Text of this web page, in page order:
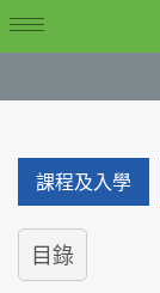
課程及入學
目錄